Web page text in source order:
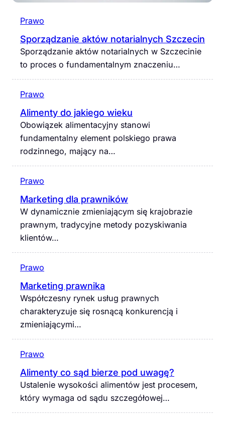
Prawo
Sporządzanie aktów notarialnych Szczecin
Sporządzanie aktów notarialnych w Szczecinie
to proces o fundamentalnym znaczeniu…
Prawo
Alimenty do jakiego wieku
Obowiązek alimentacyjny stanowi
fundamentalny element polskiego prawa
rodzinnego, mający na…
Prawo
Marketing dla prawników
W dynamicznie zmieniającym się krajobrazie
prawnym, tradycyjne metody pozyskiwania
klientów…
Prawo
Marketing prawnika
Współczesny rynek usług prawnych
charakteryzuje się rosnącą konkurencją i
zmieniającymi…
Prawo
Alimenty co sąd bierze pod uwagę?
Ustalenie wysokości alimentów jest procesem,
który wymaga od sądu szczegółowej…